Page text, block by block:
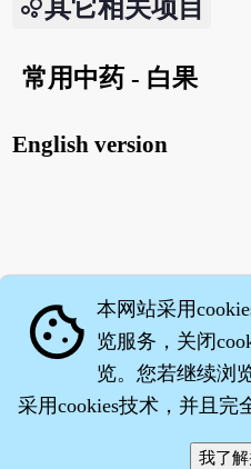
其它相关项目
常用中药 - 白果
English version
·沈药
cookie 本网站采用
览服务，关闭
览。您若继续浏
采用cookies技术，并且完